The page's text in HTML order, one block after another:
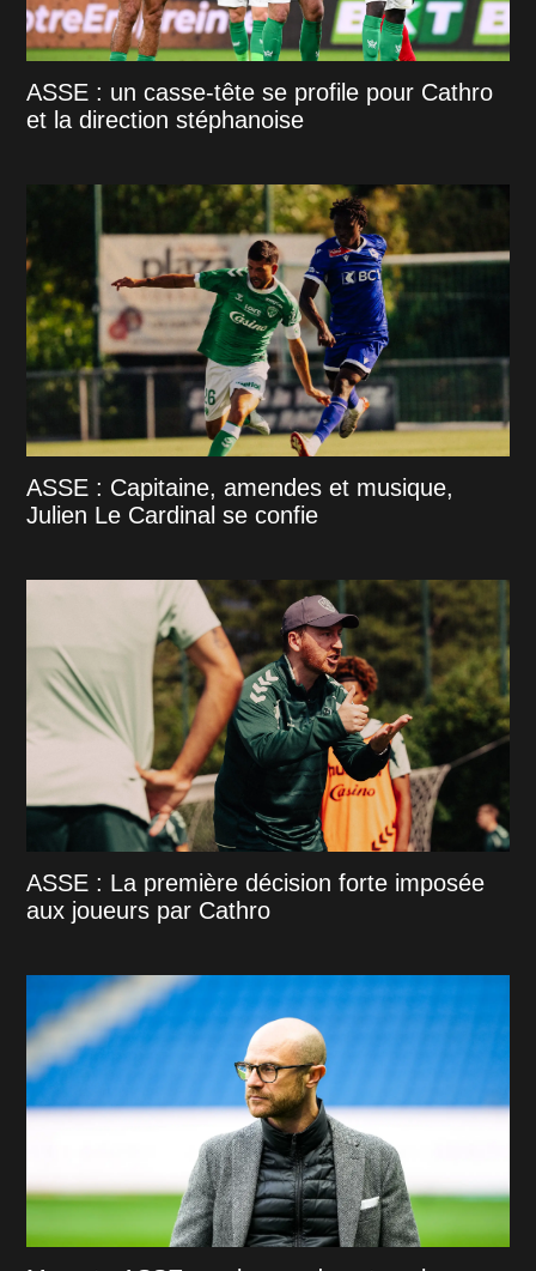
ASSE : un casse-tête se profile pour Cathro
et la direction stéphanoise
ASSE : Capitaine, amendes et musique,
Julien Le Cardinal se confie
ASSE : La première décision forte imposée
aux joueurs par Cathro